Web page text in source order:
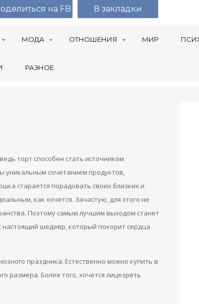
МОДА ОТНОШЕНИЯ МИР
РАЗНОЕ
торт способен стать источником
уникальным сочетанием продуктов,
старается порадовать своих близких и
как хочется. Зачастую, для этого не
Поэтому самым лучшим выходом станет
шедевр, который покорит сердца
праздника. Естественно можно купить в
размера. Более того, хочется лицезреть
на FB В закладки